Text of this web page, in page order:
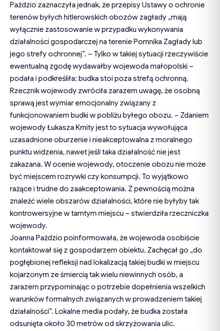
Paździo zaznaczyła jednak, że przepisy Ustawy o ochronie
terenów byłych hitlerowskich obozów zagłady „mają
wyłącznie zastosowanie w przypadku wykonywania
działalności gospodarczej na terenie Pomnika Zagłady lub
jego strefy ochronnej”. – Tylko w takiej sytuacji rzeczywiście
ewentualną zgodę wydawałby wojewoda małopolski –
podała i podkreśliła: budka stoi poza strefą ochronną.
Rzecznik wojewody zwróciła zarazem uwagę, że osobną
sprawą jest wymiar emocjonalny związany z
funkcjonowaniem budki w pobliżu byłego obozu. – Zdaniem
wojewody Łukasza Kmity jest to sytuacja wywołująca
uzasadnione oburzenie i nieakceptowalna z moralnego
punktu widzenia, nawet jeśli taka działalność nie jest
zakazana. W ocenie wojewody, otoczenie obozu nie może
być miejscem rozrywki czy konsumpcji. To wyjątkowo
rażące i trudne do zaakceptowania. Z pewnością można
znaleźć wiele obszarów działalności, które nie byłyby tak
kontrowersyjne w tamtym miejscu – stwierdziła rzeczniczka
wojewody.
Joanna Paździo poinformowała, że wojewoda osobiście
kontaktował się z gospodarzem obiektu. Zachęcał go „do
pogłębionej refleksji nad lokalizacją takiej budki w miejscu
kojarzonym ze śmiercią tak wielu niewinnych osób, a
zarazem przypominając o potrzebie dopełnienia wszelkich
warunków formalnych związanych w prowadzeniem takiej
działalności”. Lokalne media podały, że budka została
odsunięta około 30 metrów od skrzyżowania ulic.